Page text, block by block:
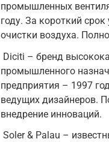
промышленных
году. За короткий
очистки воздуха.
Diciti – бренд
промышленного
предприятия – 1997
ведущих дизайнеров.
внедрение инноваций.
Soler & Palau –